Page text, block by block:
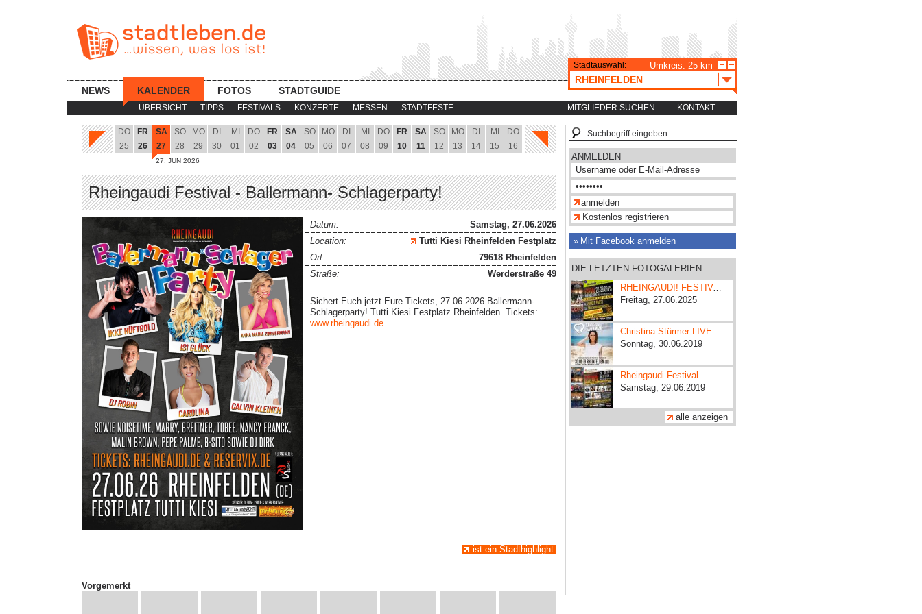
ÜBERSICHT TIPPS FESTIVALS KONZERTE MESSEN STADTFESTE MITGLIEDER SUCHEN KONTAKT
NEWS KALENDER FOTOS STADTGUIDE
Stadtauswahl: Umkreis: 25 km
RHEINFELDEN
DO
25
FR
26
SA
27
27. JUN 2026
SO
28
MO
29
DI
30
MI
01
DO
02
FR
03
SA
04
SO
05
MO
06
DI
07
MI
08
DO
09
FR
10
SA
11
SO
12
MO
13
DI
14
MI
15
DO
16
Rheingaudi Festival - Ballermann- Schlagerparty!
Datum:
Samstag, 27.06.2026
Location:
Tutti Kiesi Rheinfelden Festplatz
Ort:
79618 Rheinfelden
Straße:
Werderstraße 49
Sichert Euch jetzt Eure Tickets, 27.06.2026 Ballermann-
Schlagerparty! Tutti Kiesi Festplatz Rheinfelden. Tickets:
www.rheingaudi.de
ist ein Stadthighlight
Vorgemerkt
ANMELDEN
Kostenlos registrieren
Mit Facebook anmelden
DIE LETZTEN FOTOGALERIEN
RHEINGAUDI! FESTIVAL 2025
Freitag, 27.06.2025
Christina Stürmer LIVE
Sonntag, 30.06.2019
Rheingaudi Festival
Samstag, 29.06.2019
alle anzeigen